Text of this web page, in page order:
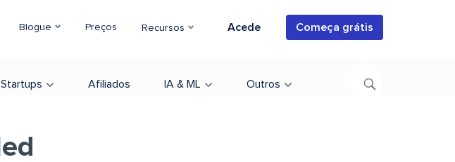
Blogue Preços Recursos Acede Começa grátis
Startups Afiliados IA & ML Outros